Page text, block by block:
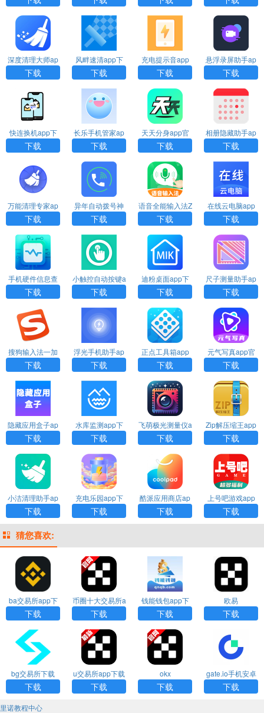
深度清理大师ap
p下载
下载
风畔速清app下
载
下载
充电提示音app
官方下载
下载
悬浮录屏助手ap
p下载
下载
快连换机app下
载
下载
长乐手机管家ap
p下载
下载
天天分身app官
方下载
下载
相册隐藏助手ap
p下载
下载
万能清理专家ap
p下载
下载
异年自动拨号神
器app下载
下载
语音全能输入法Z
D下载
下载
在线云电脑app
官方下载
下载
手机硬件信息查
看器app下载
下载
小触控自动按键a
pp下载
下载
迪粉桌面app下
载官网
下载
尺子测量助手ap
p下载
下载
搜狗输入法一加
版app下载
下载
浮光手机助手ap
p下载
下载
正点工具箱app
官方下载
下载
元气写真app官
方下载
下载
隐藏应用盒子ap
p下载
下载
水库监测app下
载
下载
飞萌极光测量仪a
pp下载安装
下载
Zip解压缩王app
下载安装
下载
小洁清理助手ap
p下载
下载
充电乐园app下
载
下载
酷派应用商店ap
p下载
下载
上号吧游戏app
下载
下载
猜您喜欢:
ba交易所app下
载
下载
币圈十大交易所a
pp下载
下载
钱能钱包app下
载安装
下载
欧易
下载
bg交易所下载
下载
u交易所app下载
下载
okx
下载
gate.io手机安卓
版下载
下载
里诺教程中心